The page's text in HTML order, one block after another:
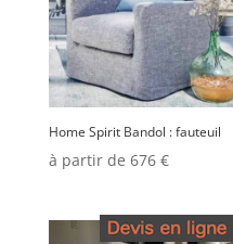
Home Spirit Bandol : fauteuil
à partir de 676 €